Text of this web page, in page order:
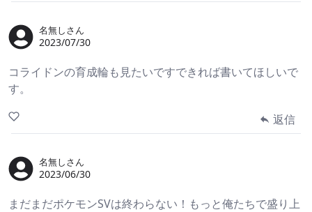
名無しさん
2023/07/30
コライドンの育成輪も見たいですできれば書いてほしいで
す。
返信
名無しさん
2023/06/30
まだまだポケモンSVは終わらない！もっと俺たちで盛り上